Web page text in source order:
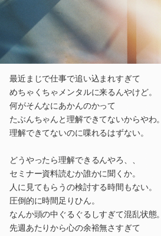
最近まじで仕事で追い込まれすぎて
めちゃくちゃメンタルに来るんやけど。
何がそんなにあかんのかって
たぶんちゃんと理解できてないからやわ。
理解できてないのに喋れるはずない。
どうやったら理解できるんやろ、、
セミナー資料読むか誰かに聞くか。
人に見てもらうの検討する時間もない。
圧倒的に時間足りひん。
なんか頭の中ぐるぐるしすぎて混乱状態。
先週あたりから心の余裕無さすぎて